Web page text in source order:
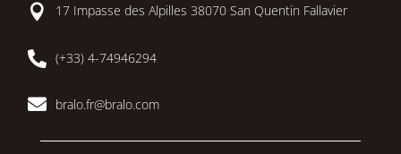
 17 Impasse des Alpilles 38070 San Quentin Fallavier
 (+33) 4-74946294
 bralo.fr@bralo.com